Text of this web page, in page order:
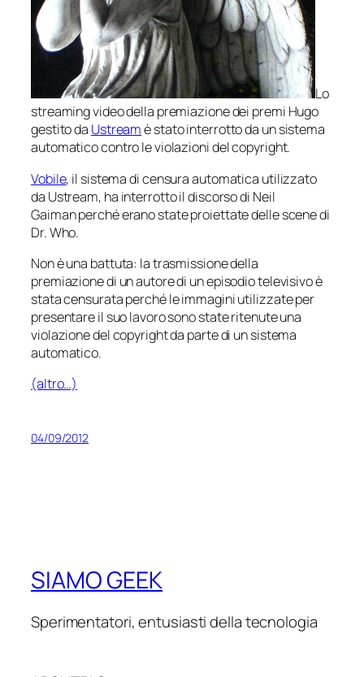
Lo
streaming video della premiazione dei premi Hugo
gestito da Ustreamè stato interrotto da un sistema
automatico contro le violazioni del copyright.
Vobile, il sistema di censura automatica utilizzato
da Ustream, ha interrotto il discorso di Neil
Gaiman perché erano state proiettate delle scene di
Dr. Who.
Non è una battuta: la trasmissione della
premiazione di un autore di un episodio televisivo è
stata censurata perché le immagini utilizzate per
presentare il suo lavoro sono state ritenute una
violazione del copyright da parte di un sistema
automatico.
(altro…)
04/09/2012
SIAMO GEEK
Sperimentatori, entusiasti della tecnologia